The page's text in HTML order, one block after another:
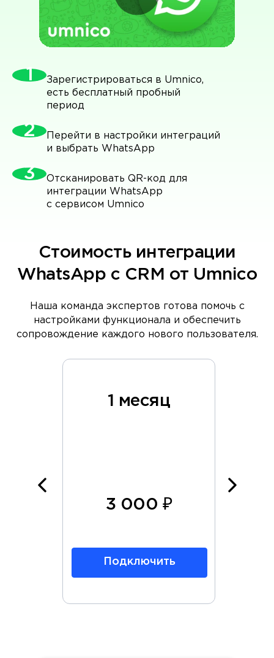
Зарегистрироваться в Umnico,
есть бесплатный пробный
период
Перейти в настройки интеграций
и выбрать WhatsApp
Отсканировать QR-код для
интеграции WhatsApp
c сервисом Umnico
Стоимость интеграции
WhatsApp с CRM от Umnico
Наша команда экспертов готова помочь с
настройками функционала и обеспечить
сопровождение каждого нового пользователя.
1 месяц
3 000 ₽
Подключить